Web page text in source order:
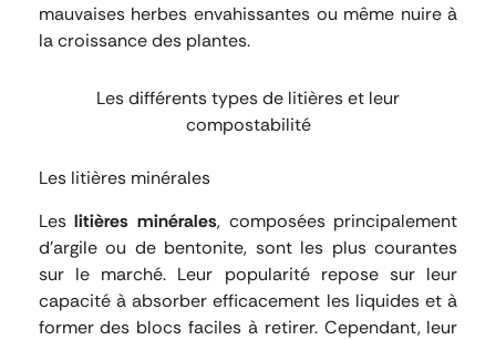
mauvaises herbes envahissantes ou même nuire à
la croissance des plantes.
Les différents types de litières et leur
compostabilité
Les litières minérales
Leslitières minérales, composées principalement
d’argile ou de bentonite, sont les plus courantes
sur le marché. Leur popularité repose sur leur
capacité à absorber efficacement les liquides et à
former des blocs faciles à retirer. Cependant, leur